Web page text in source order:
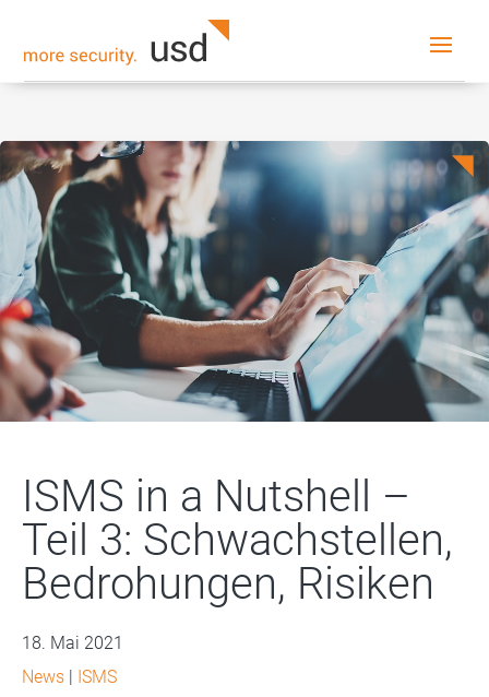
ISMS in a Nutshell –
Teil 3: Schwachstellen,
Bedrohungen, Risiken
18. Mai 2021
News
ISMS